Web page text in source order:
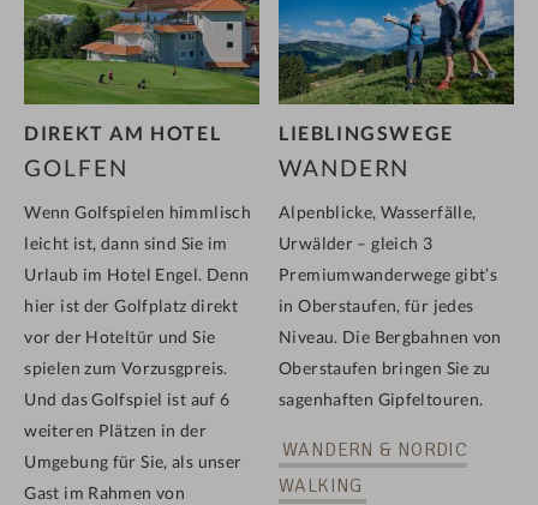
DIREKT AM HOTEL
GOLFEN
Wenn Golfspielen himmlisch
leicht ist, dann sind Sie im
Urlaub im Hotel Engel. Denn
hier ist der Golfplatz direkt
vor der Hoteltür und Sie
spielen zum Vorzusgpreis.
Und das Golfspiel ist auf 6
weiteren Plätzen in der
Umgebung für Sie, als unser
Gast im Rahmen von
LIEBLINGSWEGE
WANDERN
Alpenblicke, Wasserfälle,
Urwälder – gleich 3
Premiumwanderwege gibt’s
in Oberstaufen, für jedes
Niveau. Die Bergbahnen von
Oberstaufen bringen Sie zu
sagenhaften Gipfeltouren.
WANDERN & NORDIC
WALKING